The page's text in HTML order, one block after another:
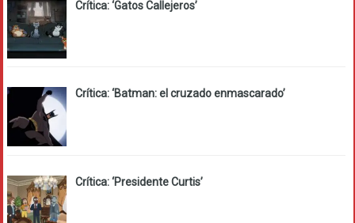
Crítica: ‘Gatos Callejeros’
Crítica: ‘Batman: el cruzado enmascarado’
Crítica: ‘Presidente Curtis’